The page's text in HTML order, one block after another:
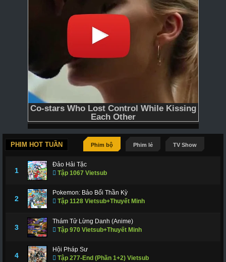
PHIM HOT TUẦN Phim bộ Phim lẻ TV Show
1
Đảo Hải Tặc
Tập 1067 Vietsub
2
Pokemon: Bảo Bối Thần Kỳ
Tập 1128 Vietsub+Thuyết Minh
3
Thám Tử Lừng Danh (Anime)
Tập 970 Vietsub+Thuyết Minh
4
Hội Pháp Sư
Tập 277-End (Phần 1+2) Vietsub